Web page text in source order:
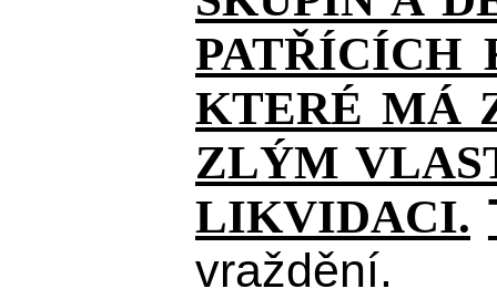
PATŘÍCÍCH
KTERÉ MÁ
ZLÝM
LIKVIDACI.
vraždění.